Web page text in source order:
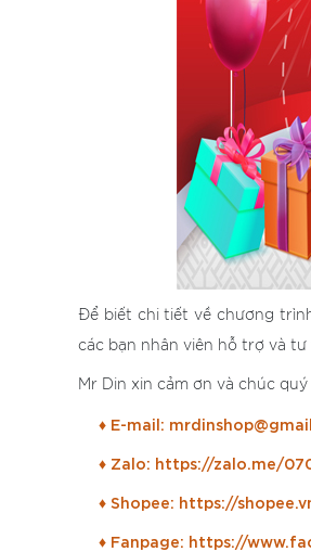
Để biết chi tiết về chương
các bạn nhân viên hỗ trợ và tư
Mr Din xin cảm ơn và chúc
♦ E-mail:
♦ Zalo: https://zalo.me/
♦ Shopee: https://
♦ Fanpage: https://